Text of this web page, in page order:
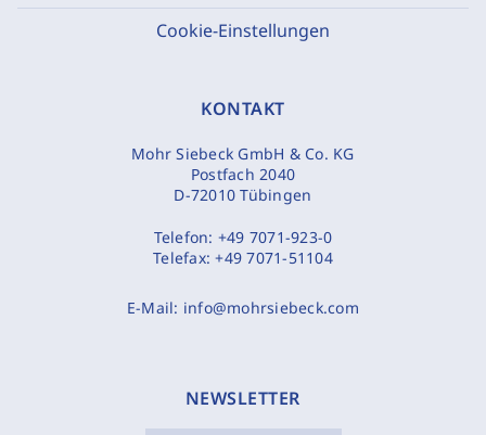
Cookie-Einstellungen
KONTAKT
Mohr Siebeck GmbH & Co. KG
Postfach 2040
D-72010 Tübingen
Telefon: +49 7071-923-0
Telefax:+49 7071-51104
E-Mail: info@mohrsiebeck.com
NEWSLETTER